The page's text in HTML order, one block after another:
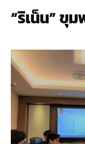
“ริเน็น” ขุ